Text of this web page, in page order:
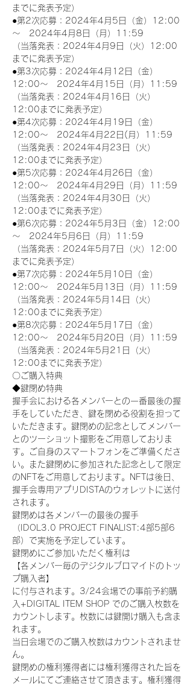
までに発表予定）
●第2次応募：2024年4月5日（金）12:00
～　2024年4月8日（月）11:59
（当落発表：2024年4月9日（火）12:00
までに発表予定）
●第3次応募：2024年4月12日（金）
12:00～　2024年4月15日（月）11:59
（当落発表：2024年4月16日（火）
12:00までに発表予定）
●第4次応募：2024年4月19日（金）
12:00～　2024年4月22日(月）11:59
（当落発表：2024年4月23日（火）
12:00までに発表予定）
●第5次応募：2024年4月26日（金）
12:00～　2024年4月29日（月）11:59
（当落発表：2024年4月30日（火）
12:00までに発表予定）
●第6次応募：2024年5月3日（金）12:00
～　2024年5月6日（月）11:59
（当落発表：2024年5月7日（火）12:00
までに発表予定）
●第7次応募：2024年5月10日（金）
12:00～　2024年5月13日（月）11:59
（当落発表：2024年5月14日（火）
12:00までに発表予定）
●第8次応募：2024年5月17日（金）
12:00～　2024年5月20日（月）11:59
（当落発表：2024年5月21日（火）
12:00までに発表予定）
〇ご購入特典
◆鍵閉め特典
握手会における各メンバーとの一番最後の握
手をしていただき、鍵を閉める役割を担って
いただきます。鍵閉めの記念としてメンバー
とのツーショット撮影をご用意しておりま
す。ご自身のスマートフォンをご準備くださ
い。また鍵閉めに参加された記念として限定
のNFTをご用意しております。NFTは後日、
握手会専用アプリDISTAのウォレットに送付
されます。
鍵閉めは各メンバーの最後の握手
（IDOL3.0 PROJECT FINALIST:4部5部6
部）で実施を予定しています。
鍵閉めにご参加いただく権利は
【各メンバー毎のデジタルブロマイドのトッ
プ購入者】
に付与されます。3/24会場での事前予約購
入+DIGITAL ITEM SHOP でのご購入枚数を
カウントします。枚数には鍵開け購入も含ま
れます。
当日会場でのご購入枚数はカウントされませ
ん。
鍵閉めの権利獲得者には権利獲得された旨を
メールにてご連絡させて頂きます。権利獲得